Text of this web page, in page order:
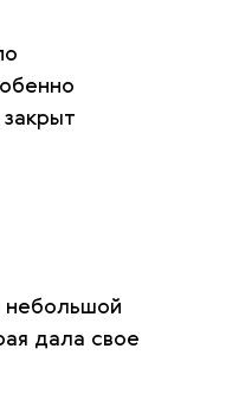
небольшой
дала свое